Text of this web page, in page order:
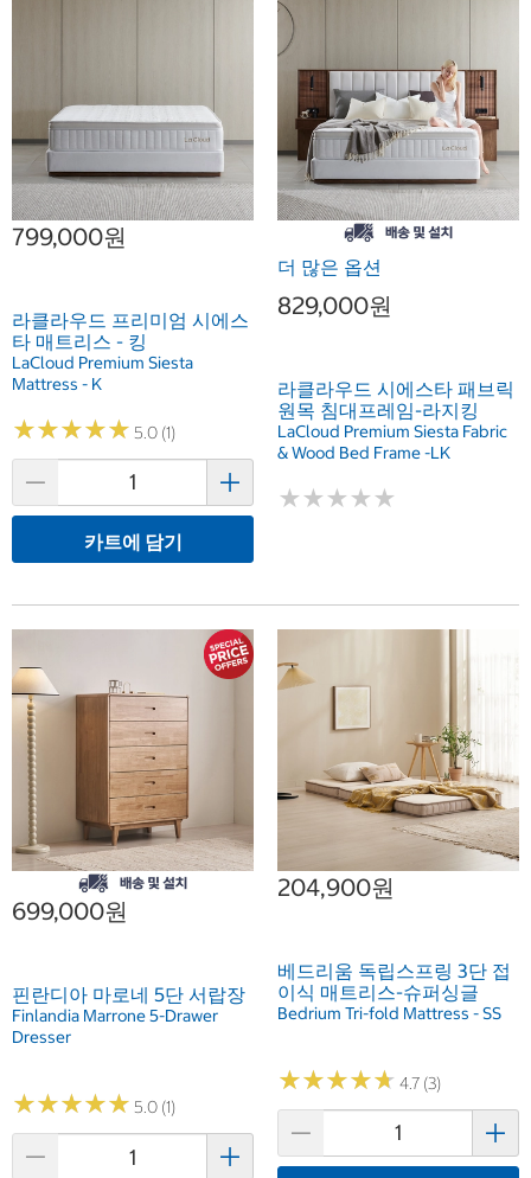
799,000원
라클라우드 프리미엄 시에스
타 매트리스 - 킹
LaCloud Premium Siesta
Mattress - K
★★★★★
★★★★★ 5.0 (1)
카트에 담기
더 많은 옵션
829,000원
라클라우드 시에스타 패브릭
원목 침대프레임-라지킹
LaCloud Premium Siesta Fabric
& Wood Bed Frame -LK
★★★★★
★★★★★
699,000원
핀란디아 마로네 5단 서랍장
Finlandia Marrone 5-Drawer
Dresser
★★★★★
★★★★★ 5.0 (1)
204,900원
베드리움 독립스프링 3단 접
이식 매트리스-슈퍼싱글
Bedrium Tri-fold Mattress - SS
★★★★★
★★★★★ 4.7 (3)